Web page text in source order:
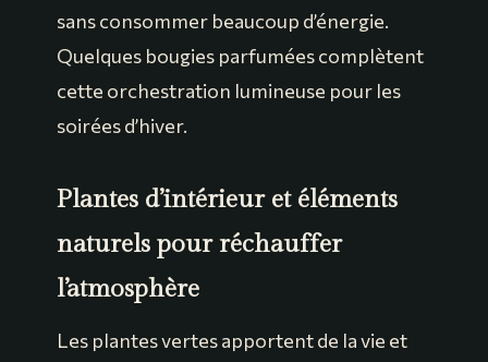
sans consommer beaucoup d’énergie.
Quelques bougies parfumées complètent
cette orchestration lumineuse pour les
soirées d’hiver.
Plantes d’intérieur et éléments
naturels pour réchauffer
l’atmosphère
Les plantes vertes apportent de la vie et